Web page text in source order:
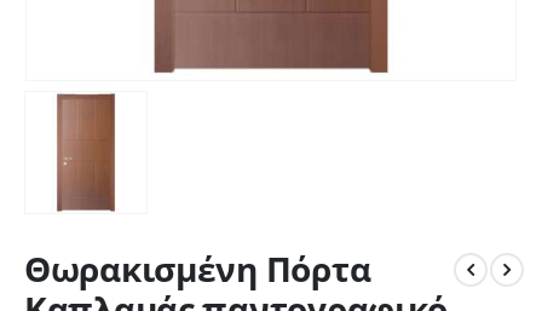
Θωρακισμένη Πόρτα